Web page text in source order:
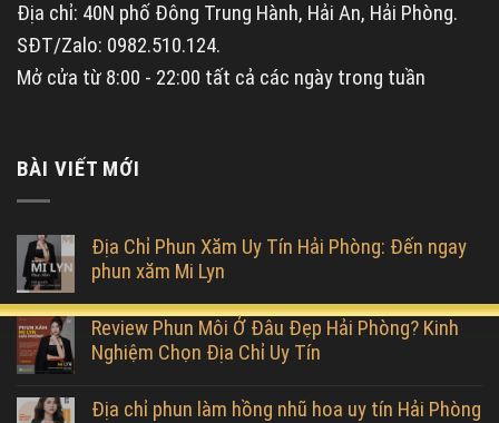
Địa chỉ: 40N phố Đông Trung Hành, Hải An, Hải Phòng.
SĐT/Zalo: 0982.510.124.
Mở cửa từ 8:00 - 22:00 tất cả các ngày trong tuần
BÀI VIẾT MỚI
Địa Chỉ Phun Xăm Uy Tín Hải Phòng: Đến ngay
phun xăm Mi Lyn
Review Phun Môi Ở Đâu Đẹp Hải Phòng? Kinh
Nghiệm Chọn Địa Chỉ Uy Tín
Địa chỉ phun làm hồng nhũ hoa uy tín Hải Phòng